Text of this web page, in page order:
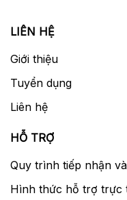
LIÊN HỆ
Giới thiệu
Tuyển dụng
Liên hệ
HỖ TRỢ
Quy trình tiếp nhận
Hình thức hỗ trợ trực